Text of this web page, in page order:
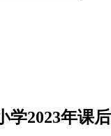
学2023年课